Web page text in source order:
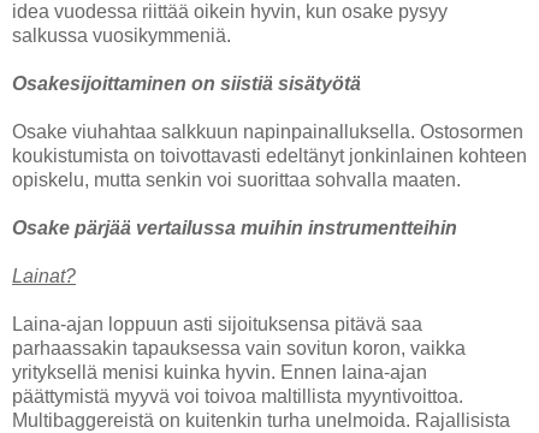
idea vuodessa riittää oikein hyvin, kun osake pysyy
salkussa vuosikymmeniä.
Osakesijoittaminen on siistiä sisätyötä
Osake viuhahtaa salkkuun napinpainalluksella. Ostosormen
koukistumista on toivottavasti edeltänyt jonkinlainen kohteen
opiskelu, mutta senkin voi suorittaa sohvalla maaten.
Osake pärjää vertailussa muihin instrumentteihin
Lainat?
Laina-ajan loppuun asti sijoituksensa pitävä saa
parhaassakin tapauksessa vain sovitun koron, vaikka
yrityksellä menisi kuinka hyvin. Ennen laina-ajan
päättymistä myyvä voi toivoa maltillista myyntivoittoa.
Multibaggereistä on kuitenkin turha unelmoida. Rajallisista